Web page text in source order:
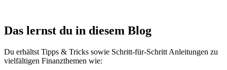
Das lernst du in diesem Blog
Du erhältst Tipps & Tricks sowie Schritt-für-Schritt Anleitungen zu
vielfältigen Finanzthemen wie: